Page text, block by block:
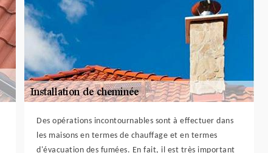
Des opérations incontournables sont à effectuer dans
les maisons en termes de chauffage et en termes
d'évacuation des fumées. En fait, il est très important